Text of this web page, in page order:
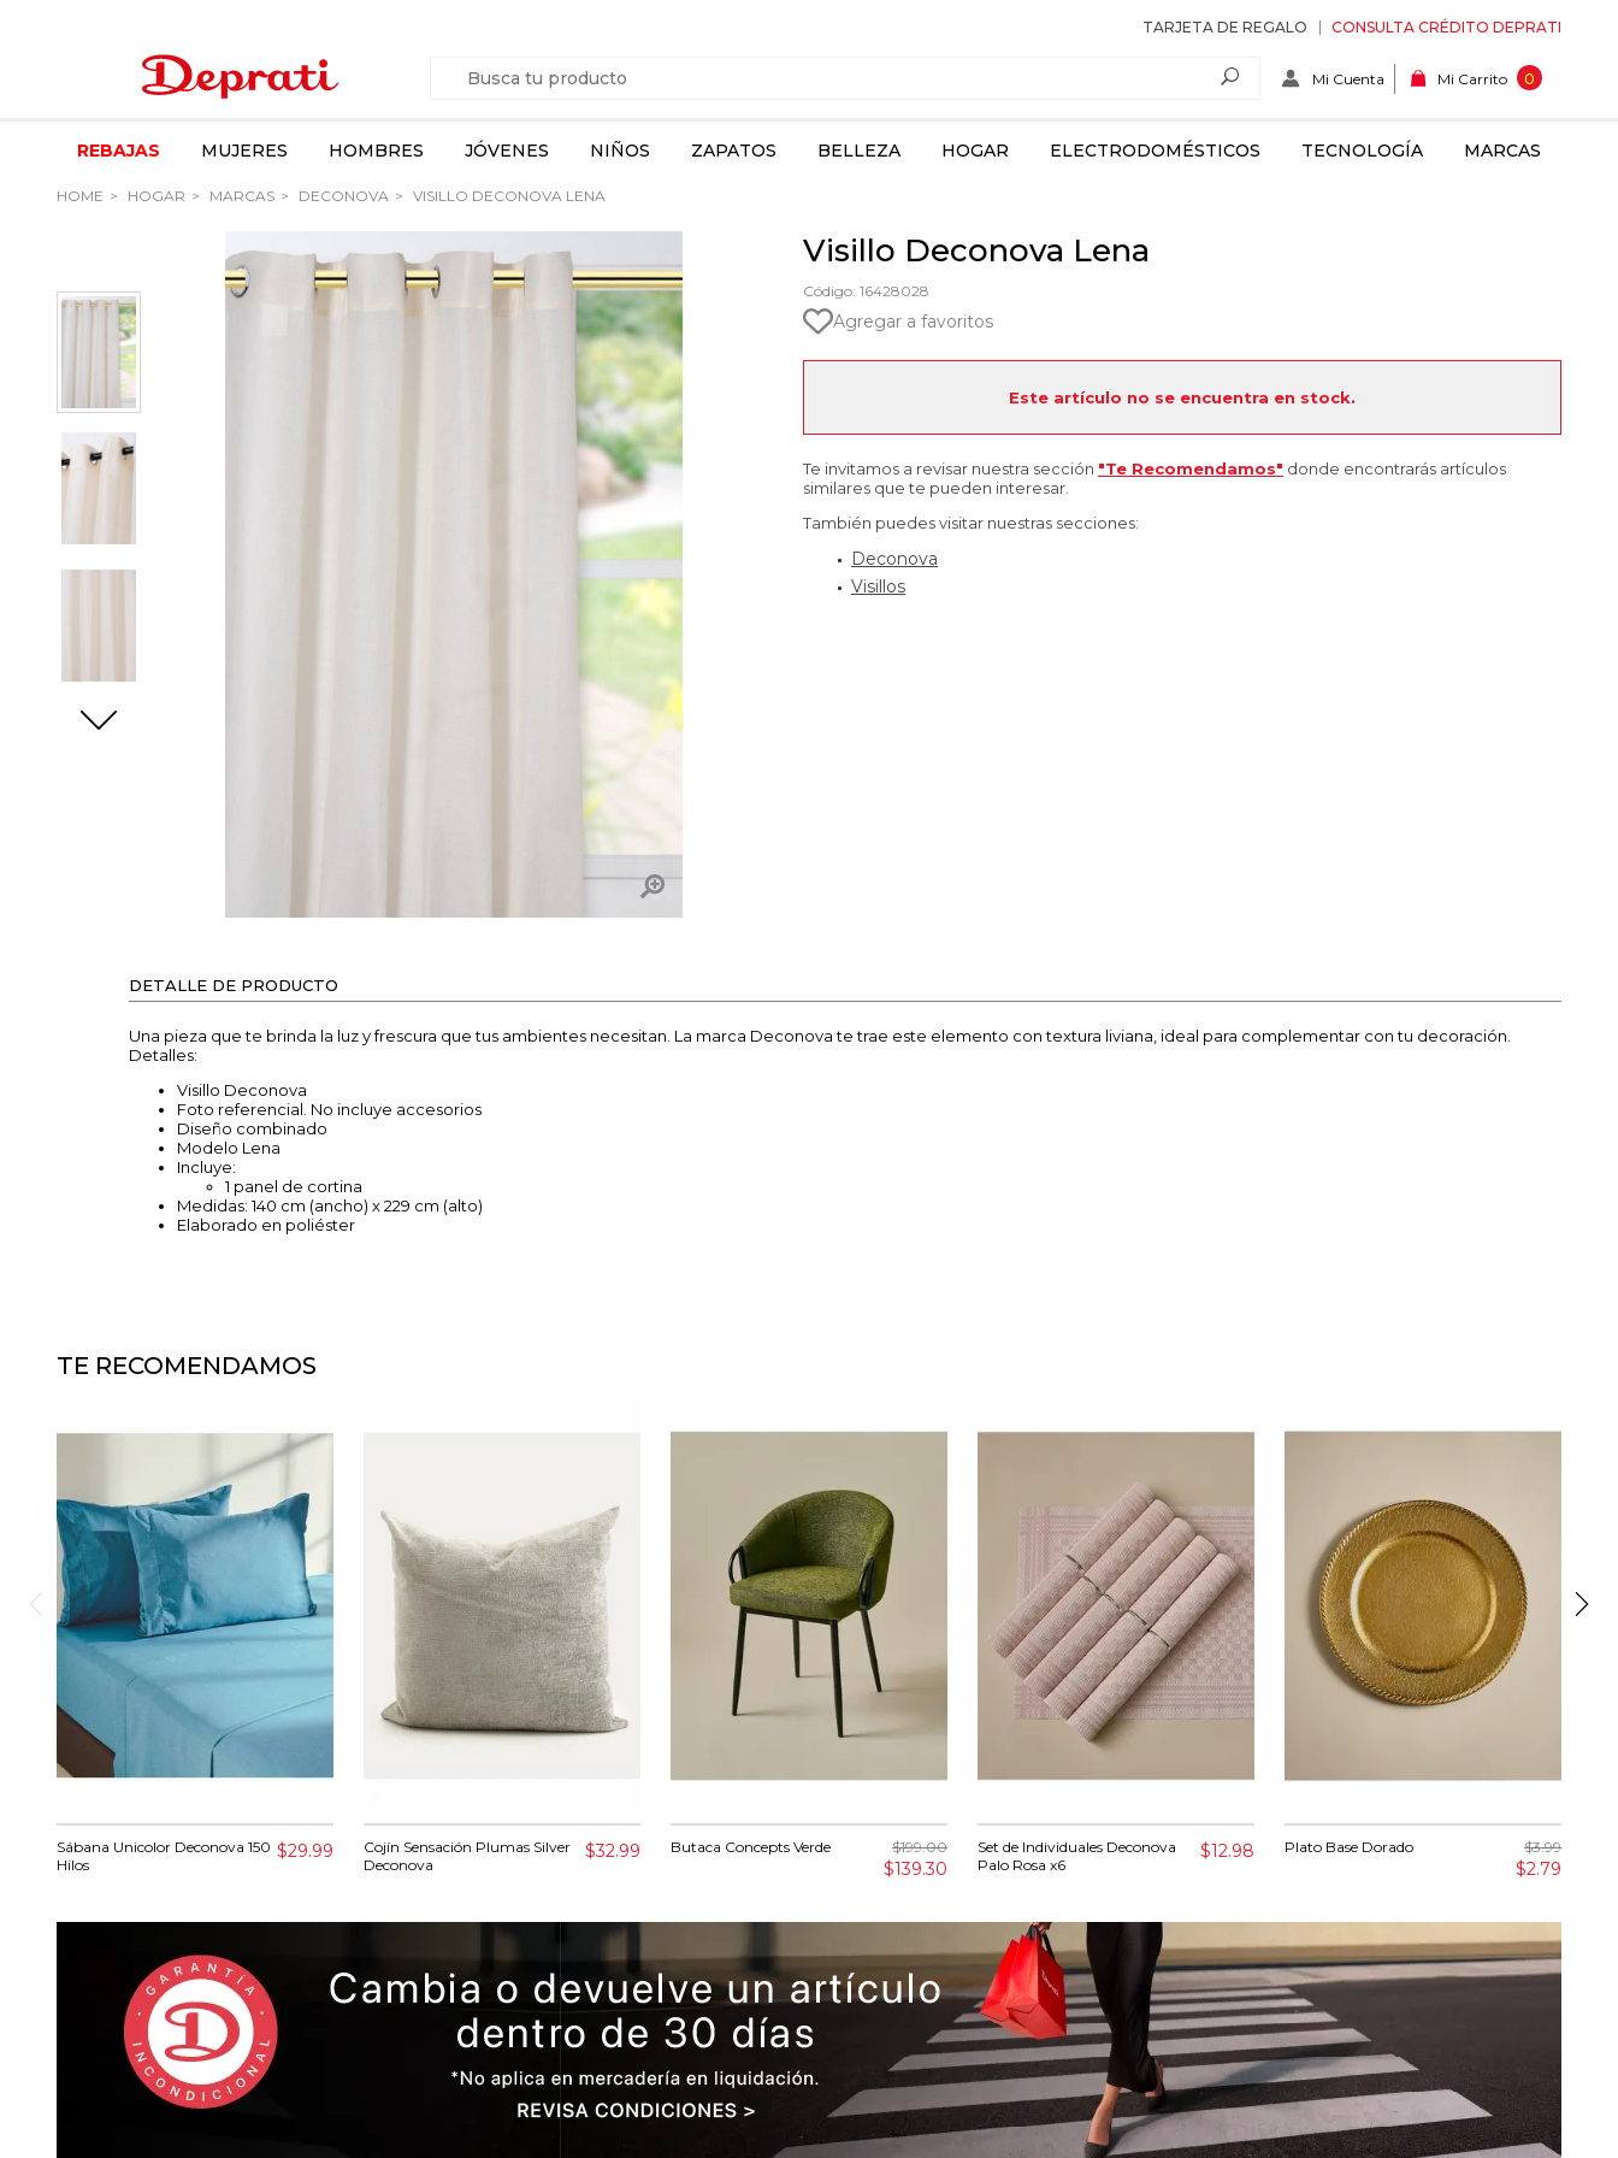
TARJETA DE REGALO CONSULTA CRÉDITO DEPRATI
Mi Cuenta Mi Carrito 0
REBAJAS MUJERES HOMBRES JÓVENES NIÑOS ZAPATOS BELLEZA HOGAR ELECTRODOMÉSTICOS TECNOLOGÍA MARCAS
HOME HOGAR MARCAS DECONOVA VISILLO DECONOVA LENA
Visillo Deconova Lena
Código: 16428028
Agregar a favoritos
Este artículo no se encuentra en stock.
Te invitamos a revisar nuestra sección "Te Recomendamos" donde encontrarás artículos
similares que te pueden interesar.
También puedes visitar nuestras secciones:
Deconova
Visillos
DETALLE DE PRODUCTO
Una pieza que te brinda la luz y frescura que tus ambientes necesitan. La marca Deconova te trae este elemento con textura liviana, ideal para complementar con tu decoración.
Detalles:
Visillo Deconova
Foto referencial. No incluye accesorios
Diseño combinado
Modelo Lena
Incluye:
1 panel de cortina
Medidas: 140 cm (ancho) x 229 cm (alto)
Elaborado en poliéster
TE RECOMENDAMOS
Sábana Unicolor Deconova 150
Hilos
$29.99
Cojín Sensación Plumas Silver
Deconova
$32.99 Butaca Concepts Verde $199.00
$139.30
Set de Individuales Deconova
Palo Rosa x6
$12.98 Plato Base Dorado $3.99
$2.79